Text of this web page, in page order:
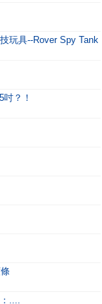
玩具--Rover Spy Tank
？！
....